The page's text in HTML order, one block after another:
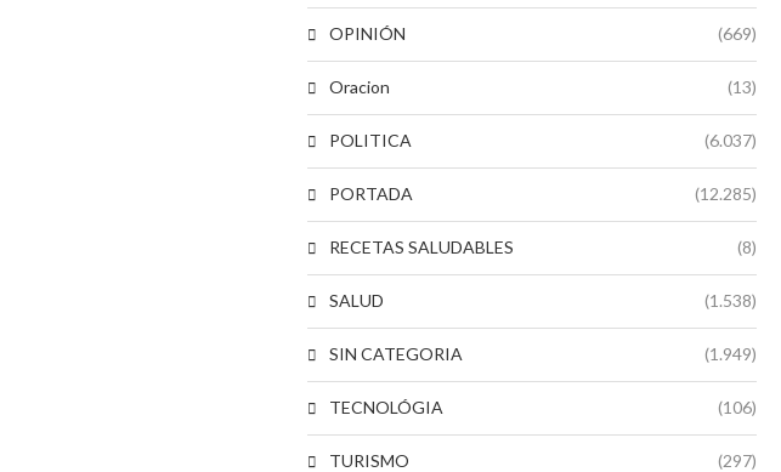
OPINIÓN (669)
Oracion (13)
POLITICA (6.037)
PORTADA (12.285)
RECETAS SALUDABLES (8)
SALUD (1.538)
SIN CATEGORIA (1.949)
TECNOLÓGIA (106)
TURISMO (297)